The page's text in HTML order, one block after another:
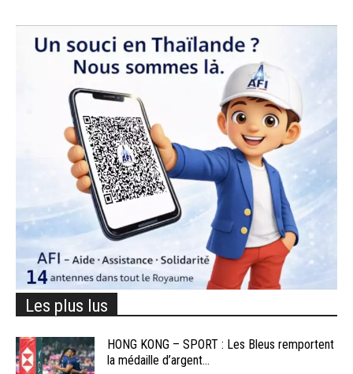
Les plus lus
HONG KONG – SPORT : Les Bleus remportent
la médaille d’argent...